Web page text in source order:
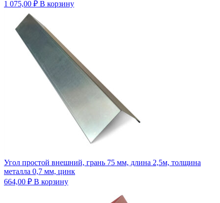
1 075,00 ₽ В корзину
Угол простой внешний, грань 75 мм, длина 2,5м, толщина
металла 0,7 мм, цинк
664,00 ₽ В корзину